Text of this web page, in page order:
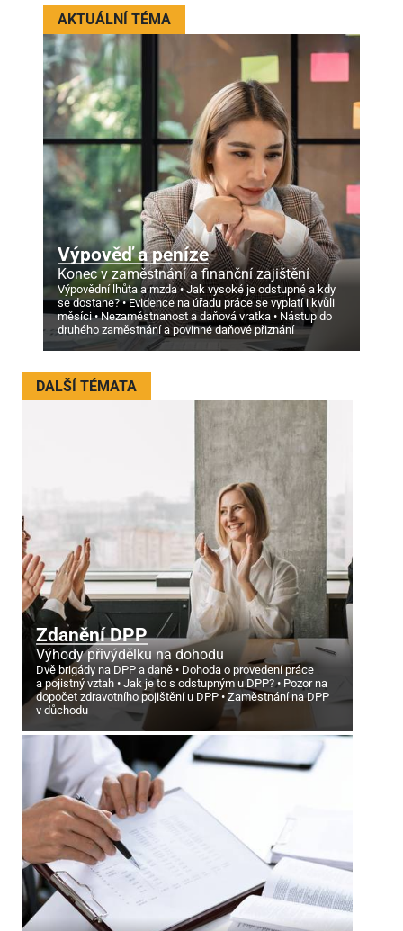
AKTUÁLNÍ TÉMA
Výpověď a peníze
Konec v zaměstnání a finanční zajištění
Výpovědní lhůta a mzda
Jak vysoké je odstupné a kdy
se dostane?
Evidence na úřadu práce se vyplatí i kvůli
měsíci
Nezaměstnanost a daňová vratka
Nástup do
druhého zaměstnání a povinné daňové přiznání
DALŠÍ TÉMATA
Zdanění DPP
Výhody přivýdělku na dohodu
Dvě brigády na DPP a daně
Dohoda o provedení práce
a pojistný vztah
Jak je to s odstupným u DPP?
Pozor na
dopočet zdravotního pojištění u DPP
Zaměstnání na DPP
v důchodu